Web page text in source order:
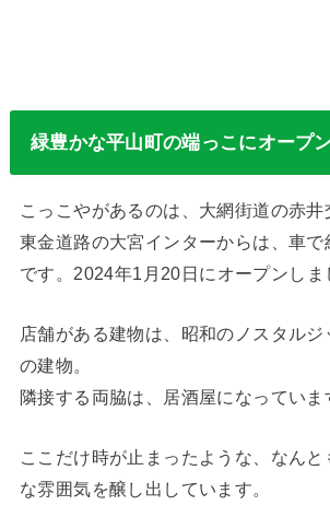
緑豊かな平山町の端っこにオープン
こっこやがあるのは、大網街道の赤
東金道路の大宮インターからは、車
です。2024年1月20日にオープンしま
店舗がある建物は、昭和のノスタル
の建物。
隣接する両脇は、居酒屋になっていま
ここだけ時が止まったような、なんと
な雰囲気を醸し出しています。